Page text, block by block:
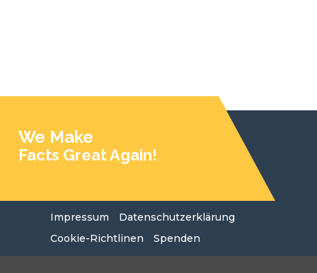
We Make
Facts Great Again!
Impressum
Datenschutzerklärung
Cookie-Richtlinen
Spenden